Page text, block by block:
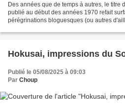
Des années que de temps à autres, le titre
publié au début des années 1970 refait
pérégrinations bloguesques (ou autres
Hokusai, impressions du
Publié le 05/08/2025 à 09:03
Par Choup